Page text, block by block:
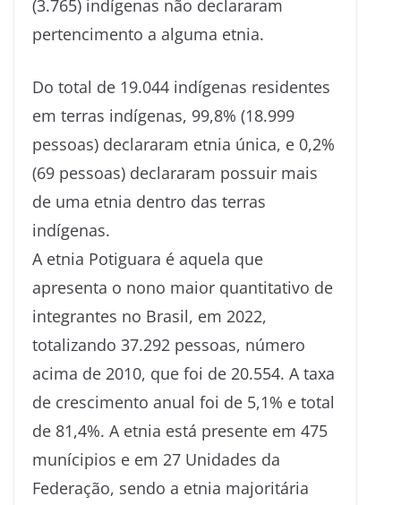
(3.765) indígenas não declararam
pertencimento a alguma etnia.
Do total de 19.044 indígenas residentes
em terras indígenas, 99,8% (18.999
pessoas) declararam etnia única, e 0,2%
(69 pessoas) declararam possuir mais
de uma etnia dentro das terras
indígenas.
A etnia Potiguara é aquela que
apresenta o nono maior quantitativo de
integrantes no Brasil, em 2022,
totalizando 37.292 pessoas, número
acima de 2010, que foi de 20.554. A taxa
de crescimento anual foi de 5,1% e total
de 81,4%. A etnia está presente em 475
munícipios e em 27 Unidades da
Federação, sendo a etnia majoritária